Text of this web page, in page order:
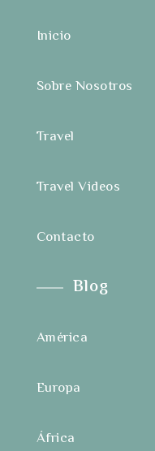
Inicio
Sobre Nosotros
Travel
Travel Videos
Contacto
Blog
América
Europa
África